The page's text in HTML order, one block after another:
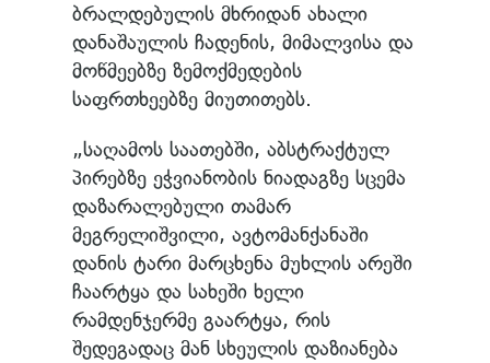
ბრალდებულის მხრიდან ახალი
დანაშაულის ჩადენის, მიმალვისა და
მოწმეებზე ზემოქმედების
საფრთხეებზე მიუთითებს.
„საღამოს საათებში, აბსტრაქტულ
პირებზე ეჭვიანობის ნიადაგზე სცემა
დაზარალებული თამარ
მეგრელიშვილი, ავტომანქანაში
დანის ტარი მარცხენა მუხლის არეში
ჩაარტყა და სახეში ხელი
რამდენჯერმე გაარტყა, რის
შედეგადაც მან სხეულის დაზიანება